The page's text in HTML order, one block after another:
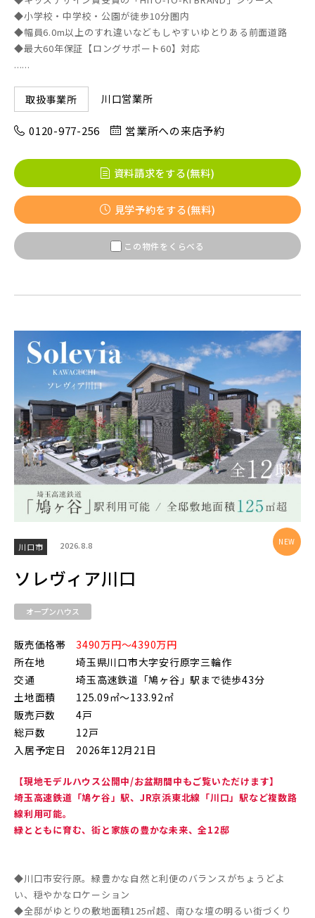
◆小学校・中学校・公園が徒歩10分圏内
◆幅員6.0m以上のすれ違いなどもしやすいゆとりある前面道路
◆最大60年保証【ロングサポート60】対応
......
取扱事業所 川口営業所
0120-977-256 営業所への来店予約
資料請求をする(無料)
見学予約をする(無料)
この物件をくらべる
川口市 2026.8.8
ソレヴィア川口
オープンハウス
販売価格帯
3490万円～4390万円
所在地
埼玉県川口市大字安行原字三輪作
交通
埼玉高速鉄道「鳩ヶ谷」駅まで徒歩43分
土地面積
125.09㎡～133.92㎡
販売戸数
4戸
総戸数
12戸
入居予定日
2026年12月21日
【現地モデルハウス公開中/お盆期間中もご覧いただけます】
埼玉高速鉄道「鳩ケ谷」駅、JR京浜東北線「川口」駅など複数路
線利用可能。
緑とともに育む、街と家族の豊かな未来、全12邸
◆川口市安行原。緑豊かな自然と利便のバランスがちょうどよ
い、穏やかなロケーション
◆全邸がゆとりの敷地面積125㎡超、南ひな壇の明るい街づくり